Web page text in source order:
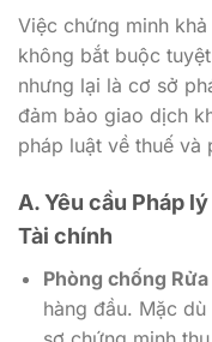
Việc chứng minh
không bắt buộc
nhưng lại là cơ sở
đảm bảo giao dịch
pháp luật về thuế và
A. Yêu cầu Pháp
Tài chính
Phòng chống
hàng đầu. Mặc